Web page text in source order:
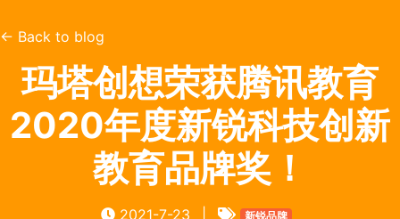
← Back to blog
玛塔创想荣获腾讯教育
2020年度新锐科技创新
教育品牌奖！
2021-7-23 新锐品牌